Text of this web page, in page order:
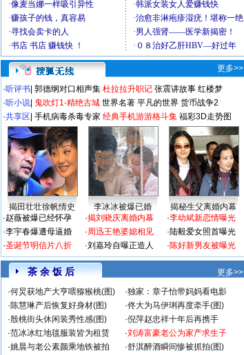
更多>>
·听评书 郭德纲对口相声集 杜拉拉升职记 张震讲故事 红楼梦
·听小说 鬼吹灯1-精绝古城 世界名著 平凡的世界 货币战争2
·共享区 手机病毒杀毒专家 经典手机游游格斗集 福彩3D走势图
揭田壮壮徐帆情史 李冰冰被爆已婚
揭秘生父离婚内幕
·赵薇被爆已经怀孕
·李宇春爆遭母逼婚
·圣诞节明信片八折
·揭刘晓庆离婚内幕
·周迅王艳婆媳相见
·刘嘉玲自曝正造人
·李幼斌新恋情曝光
·陆毅爱女照首曝光
·陈好新男友被曝光
茶 余 饭 后
更多>>
·何炅获地产大亨喂猕猴桃(图) ·独家：章子怡带妈妈看电影
·陈慧琳产后恢复好身材(图) ·佟大为马伊琍再度牵手(图)
·殷桃街头休闲装秀性感(图) ·倪萍赵忠祥十年后再携手
·范冰冰红地毯服装皆为租赁 ·刘涛富豪老公为家产求生子
·姚晨与老公素颜乘地铁被拍 ·舒淇醉酒瞬间惨被抓拍(图)